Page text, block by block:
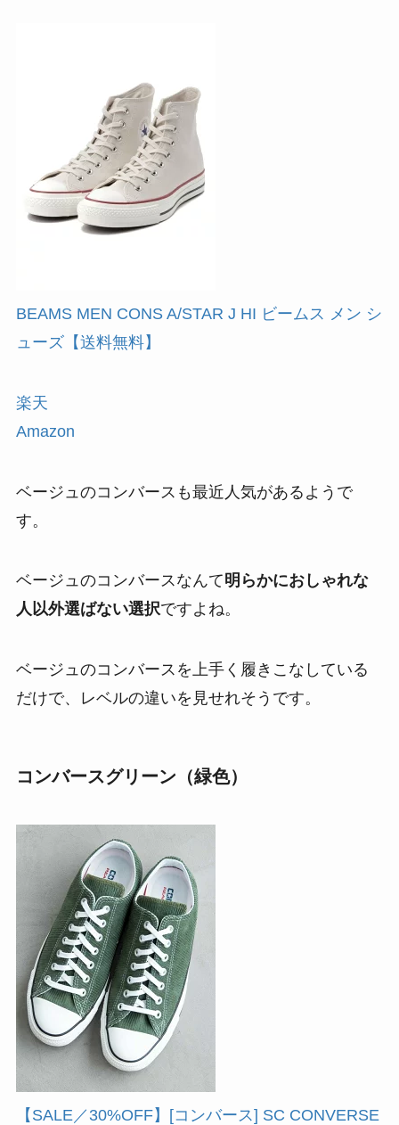
BEAMS MEN CONS A/STAR J HI ビームス メン シ
ューズ【送料無料】
楽天
Amazon
ベージュのコンバースも最近人気があるようで
す。
ベージュのコンバースなんて明らかにおしゃれな
人以外選ばない選択ですよね。
ベージュのコンバースを上手く履きこなしている
だけで、レベルの違いを見せれそうです。
コンバースグリーン（緑色）
【SALE／30%OFF】[コンバース] SC CONVERSE